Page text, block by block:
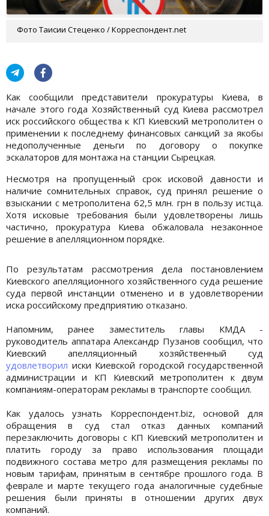
Фото Таисии Стеценко / Корреспондент.net
Как сообщили представители прокуратуры Киева, в
начале этого года Хозяйственный суд Киева рассмотрел
иск российского общества к КП Киевский метрополитен о
применении к последнему финансовых санкций за якобы
недополученные деньги по договору о покупке
эскалаторов для монтажа на станции Сырецкая.
Несмотря на пропущенный срок исковой давности и
наличие сомнительных справок, суд принял решение о
взыскании с метрополитена 62,5 млн. грн в пользу истца.
Хотя исковые требования были удовлетворены лишь
частично, прокуратура Киева обжаловала незаконное
решение в апелляционном порядке.
По результатам рассмотрения дела постановлением
Киевского апелляционного хозяйственного суда решение
суда первой инстанции отменено и в удовлетворении
иска российскому предприятию отказано.
Напомним, ранее заместитель главы КМДА -
руководитель аппатара Александр Пузанов сообщил, что
Киевский апелляционный хозяйственный суд
удовлетворил иски Киевской городской государственной
администрации и КП Киевский метрополитен к двум
компаниям-операторам рекламы в транспорте сообщил.
Как удалось узнать Корреспондент.biz, основой для
обращения в суд стал отказ данных компаний
перезаключить договоры с КП Киевский метрополитен и
платить городу за право использования площади
подвижного состава метро для размещения рекламы по
новым тарифам, принятым в сентябре прошлого года. В
феврале и марте текущего года аналогичные судебные
решения были приняты в отношении других двух
компаний.